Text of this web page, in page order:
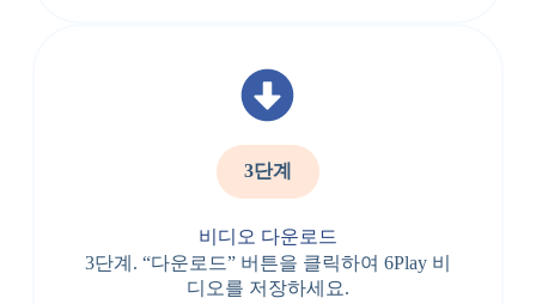
3단계
비디오 다운로드
3단계. “다운로드” 버튼을 클릭하여 6Play 비
디오를 저장하세요.